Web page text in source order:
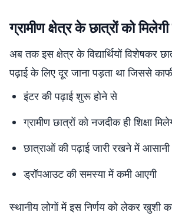
ग्रामीण क्षेत्र के छात्रों को
अब तक इस क्षेत्र के विद्यार्थियों विशेषकर
पढ़ाई के लिए दूर जाना पड़ता था जिससे
इंटर की पढ़ाई शुरू होने से
ग्रामीण छात्रों को नजदीक ही शिक्षा
छात्राओं की पढ़ाई जारी रखने में आसानी
ड्रॉपआउट की समस्या में कमी आएगी
स्थानीय लोगों में इस निर्णय को लेकर खुशी